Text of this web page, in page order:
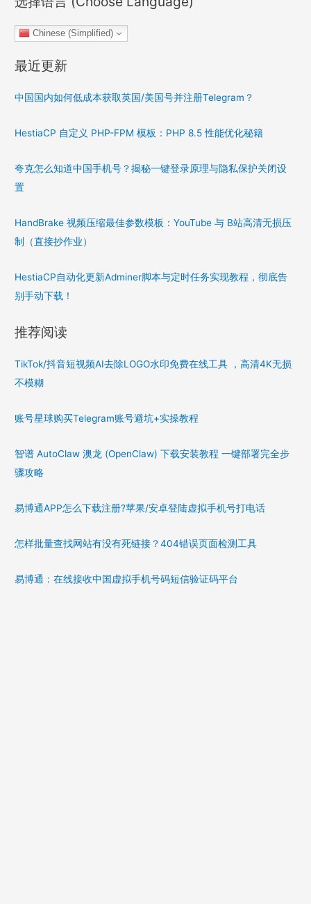
Chinese (Simplified)
最近更新
中国国内如何低成本获取英国/美国号并注册Telegram？
HestiaCP 自定义 PHP-FPM 模板：PHP 8.5 性能优化秘籍
夸克怎么知道中国手机号？揭秘一键登录原理与隐私保护关闭设
置
HandBrake 视频压缩最佳参数模板：YouTube 与 B站高清无损压
制（直接抄作业）
HestiaCP自动化更新Adminer脚本与定时任务实现教程，彻底告
别手动下载！
推荐阅读
TikTok/抖音短视频AI去除LOGO水印免费在线工具 ，高清4K无损
不模糊
账号星球购买Telegram账号避坑+实操教程
智谱 AutoClaw 澳龙 (OpenClaw) 下载安装教程 一键部署完全步
骤攻略
易博通APP怎么下载注册?苹果/安卓登陆虚拟手机号打电话
怎样批量查找网站有没有死链接？404错误页面检测工具
易博通：在线接收中国虚拟手机号码短信验证码平台